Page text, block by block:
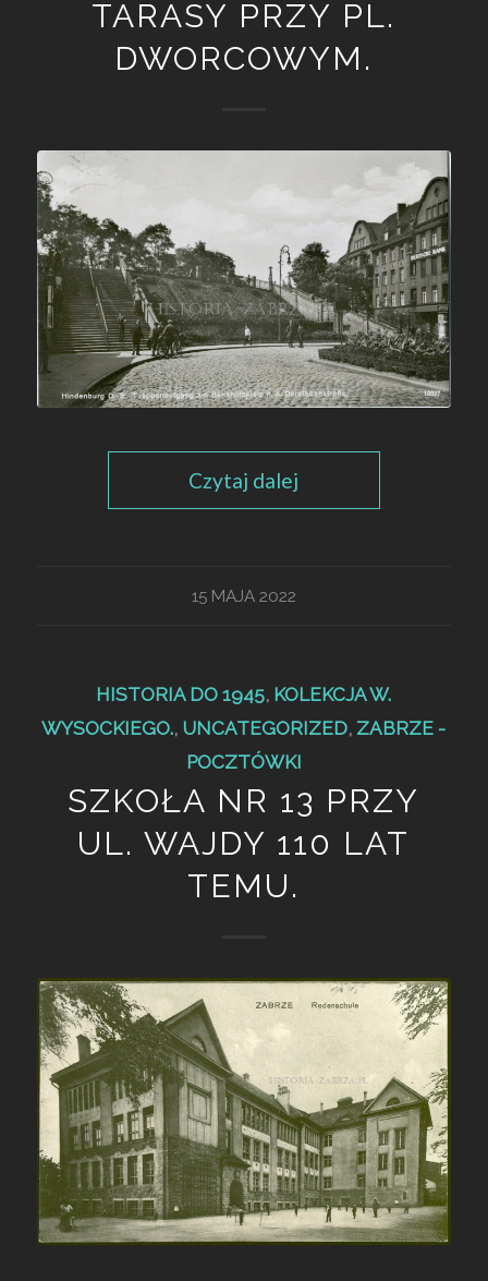
TARASY PRZY PL.
DWORCOWYM.
Czytaj dalej
15 MAJA 2022
HISTORIA DO 1945, KOLEKCJA W.
WYSOCKIEGO., UNCATEGORIZED, ZABRZE -
POCZTÓWKI
SZKOŁA NR 13 PRZY
UL. WAJDY 110 LAT
TEMU.